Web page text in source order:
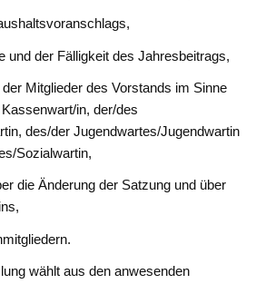
und der Fälligkeit des Jahresbeitrags,
Mitglieder des Vorstands im Sinne
in, der/des
des/der Jugendwartes/Jugendwartin
Sozialwartin,
die Änderung der Satzung und über
wählt aus den anwesenden